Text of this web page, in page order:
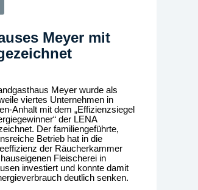
Meyer mit
Meyer wurde als
viertes Unternehmen in
Anhalt mit dem „Effizienzsiegel
der LENA
Der familiengeführte,
Betrieb hat in die
der Räucherkammer
Fleischerei in
investiert und konnte damit
deutlich senken.